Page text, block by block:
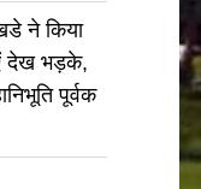
ने किया
देख भड़के,
पूर्वक